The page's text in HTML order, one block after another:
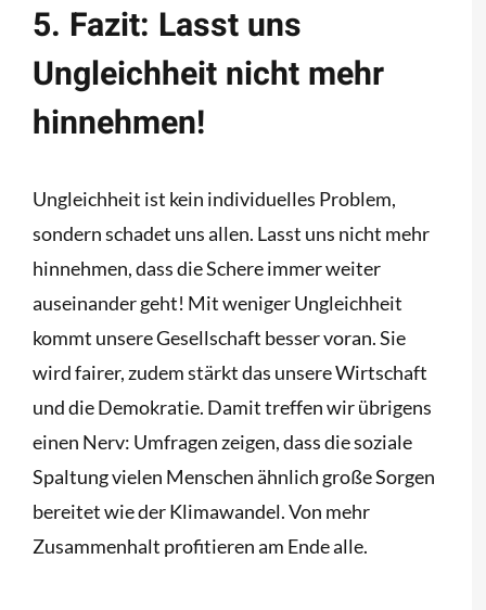
5. Fazit: Lasst uns
Ungleichheit nicht mehr
hinnehmen!
Ungleichheit ist kein individuelles Problem,
sondern schadet uns allen. Lasst uns nicht mehr
hinnehmen, dass die Schere immer weiter
auseinander geht! Mit weniger Ungleichheit
kommt unsere Gesellschaft besser voran. Sie
wird fairer, zudem stärkt das unsere Wirtschaft
und die Demokratie. Damit treffen wir übrigens
einen Nerv: Umfragen zeigen, dass die soziale
Spaltung vielen Menschen ähnlich große Sorgen
bereitet wie der Klimawandel. Von mehr
Zusammenhalt profitieren am Ende alle.